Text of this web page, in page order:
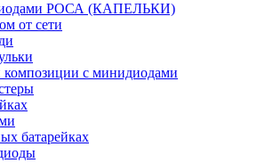
РОСА (КАПЕЛЬКИ)
от сети
с минидиодами
батарейках